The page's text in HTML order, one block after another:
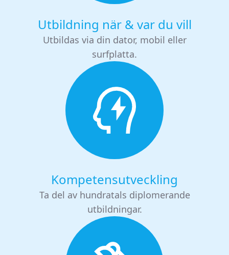
Utbildning när & var du vill
Utbildas via din dator, mobil eller
surfplatta.
Kompetensutveckling
Ta del av hundratals diplomerande
utbildningar.